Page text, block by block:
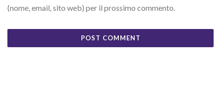
(nome, email, sito web) per il prossimo commento.